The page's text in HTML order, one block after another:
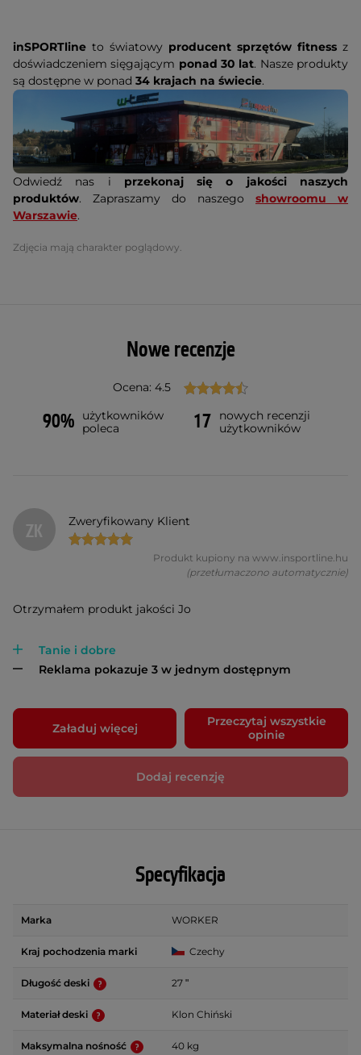
inSPORTline to światowy producent sprzętów fitness z
doświadczeniem sięgającym ponad 30 lat. Nasze produkty
są dostępne w ponad 34 krajach na świecie.
Odwiedź nas i przekonaj się o jakości naszych
produktów. Zapraszamy do naszego showroomu w
Warszawie.
Zdjęcia mają charakter poglądowy.
Nowe recenzje
Ocena: 4.5
90%
użytkowników
poleca
17
nowych recenzji
użytkowników
ZK Zweryfikowany Klient
Produkt kupiony na www.insportline.hu
(przetłumaczono automatycznie)
Otrzymałem produkt jakości Jo
Tanie i dobre
Reklama pokazuje 3 w jednym dostępnym
Załaduj więcej
Przeczytaj wszystkie
opinie
Dodaj recenzję
Specyfikacja
Marka WORKER
Kraj pochodzenia marki Czechy
Długość deski 27 ʺ
Materiał deski Klon Chiński
Maksymalna nośność 40 kg